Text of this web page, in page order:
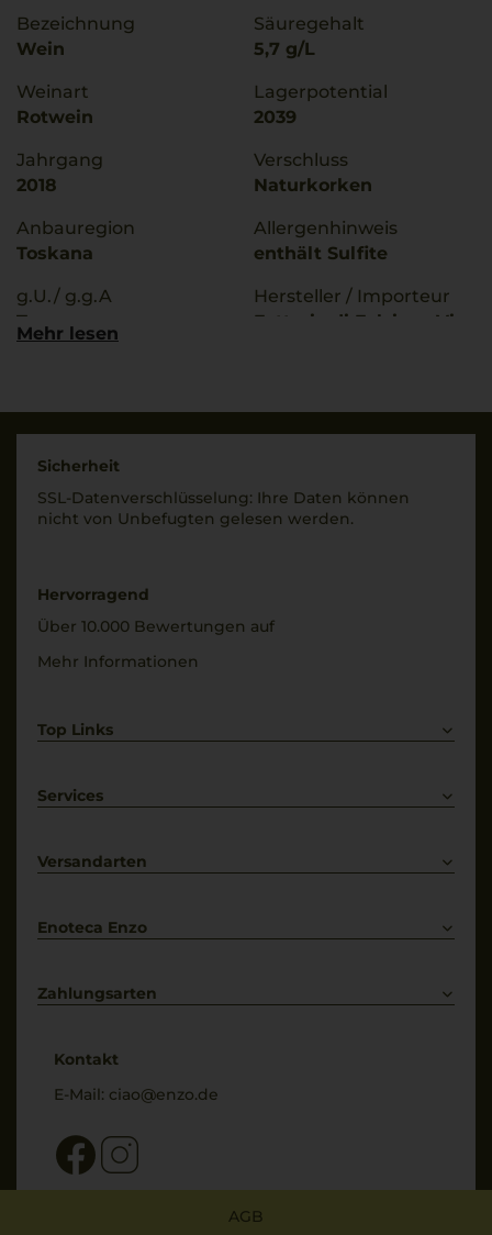
Bezeichnung
Wein
Weinart
Rotwein
Jahrgang
2018
Anbauregion
Toskana
g.U./ g.g.A
Toscana
Tipica
Rebsorten
Trinktemperatur
Alkoholgehalt
14 % Vol.
Säuregehalt
5,7 g/L
Lagerpotential
2039
Verschluss
Naturkorken
Allergenhinweis
enthält Sulfite
Hersteller / Importeur
Fattoria di Felsina , Via
Land
Füllmenge
Mehr lesen
Sicherheit
SSL-Daten­verschlüs­selung: Ihre Daten können
nicht von Unbe­fugten gelesen werden.
Hervorragend
Über 10.000 Bewertungen auf
Mehr Informationen
Top Links
Weißwein
Services
Kontakt
Versandarten
Enoteca Enzo
Bewertungs-Richtlinien
Zahlungsarten
Kontakt
E-Mail: ciao@enzo.de
AGB